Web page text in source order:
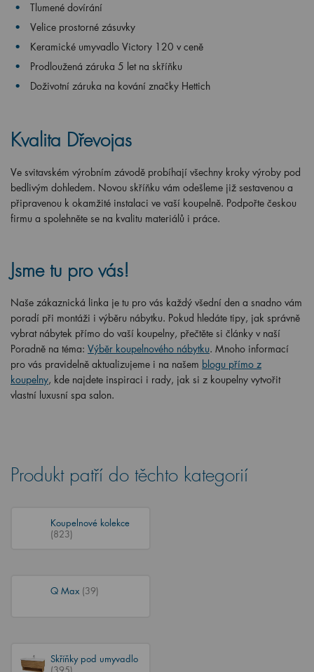
Tlumené dovírání
Velice prostorné zásuvky
Keramické umyvadlo Victory 120 v ceně
Prodloužená záruka 5 let na skříňku
Doživotní záruka na kování značky Hettich
Kvalita Dřevojas
Ve svitavském výrobním závodě probíhají všechny kroky výroby pod
bedlivým dohledem. Novou skříňku vám odešleme již sestavenou a
připravenou k okamžité instalaci ve vaší koupelně. Podpořte českou
firmu a spolehněte se na kvalitu materiálů i práce.
Jsme tu pro vás!
Naše zákaznická linka je tu pro vás každý všední den a snadno vám
poradí při montáži i výběru nábytku. Pokud hledáte tipy, jak správně
vybrat nábytek přímo do vaší koupelny, přečtěte si články v naší
Poradně na téma: Výběr koupelnového nábytku. Mnoho informací
pro vás pravidelně aktualizujeme i na našem blogu přímo z
koupelny, kde najdete inspiraci i rady, jak si z koupelny vytvořit
vlastní luxusní spa salon.
Produkt patří do těchto kategorií
Koupelnové kolekce
(823)
Q Max (39)
Skříňky pod umyvadlo
(395)